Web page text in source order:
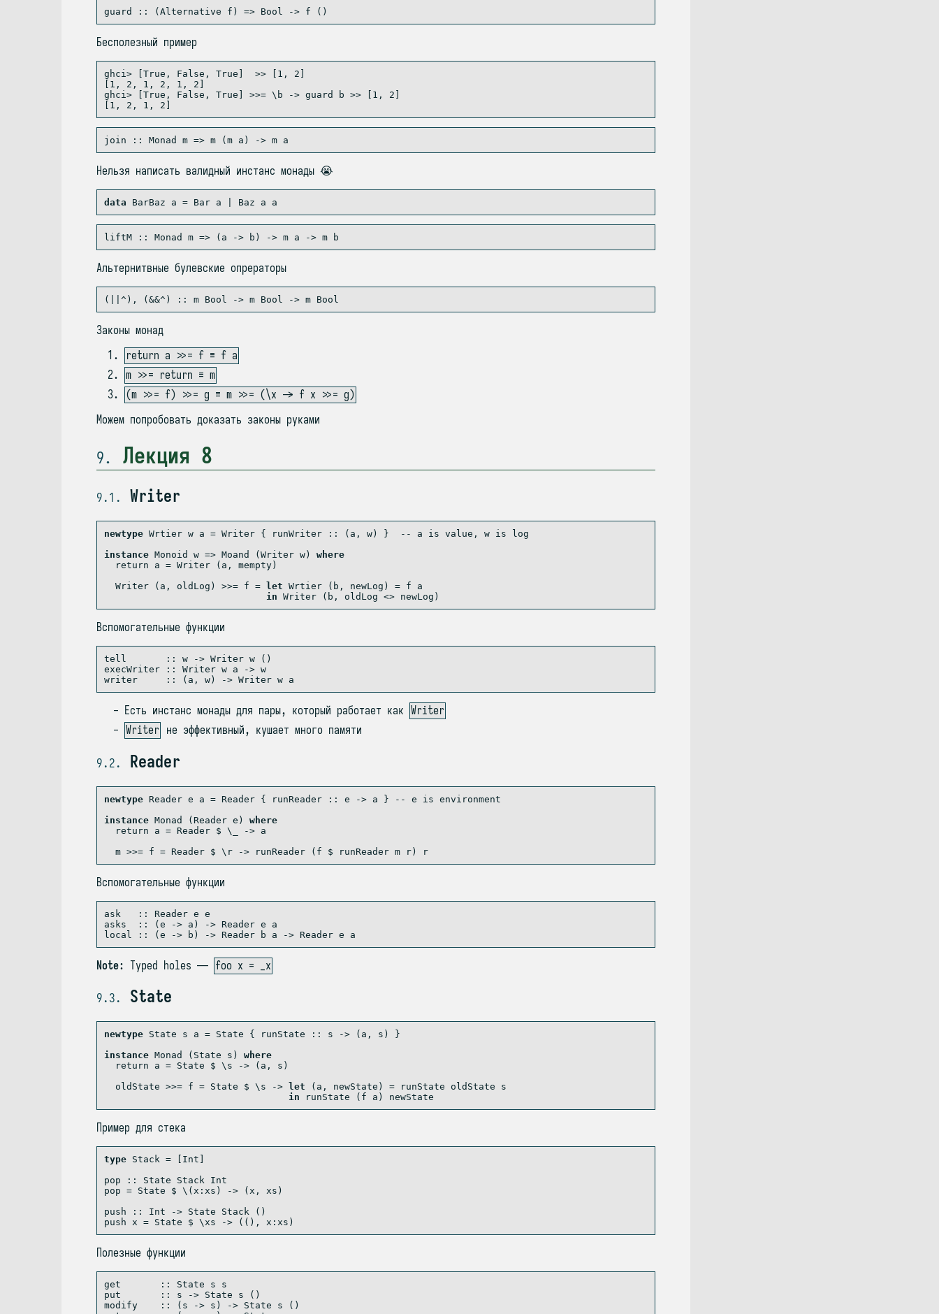
Бесполезный пример
ghci > [ True , False , True >> [ 1 , 2
1 , 2 , 1 , 2 , 1 , 2
ghci > [ True , False , True >>= \b -> guard b >> [ 1 , 2
1 , 2 , 1 , 2
Нельзя написать валидный инстанс монады 😭
data BarBaz a = Bar a Baz a a
liftM :: Monad m => (a -> b) -> m a -> m b
Альтернитвные булевские опрераторы
( ||^ ), (&&^) :: m Bool -> m Bool -> m Bool
Законы монад
return a >>= f ≡ f a
m >>= return ≡ m
(m >>= f) >>= g ≡ m >>= (\x -> f x >>= g)
Можем попробовать доказать законы руками
9 Лекция 8
9.1 Writer
newtype Wrtier w a = Writer { runWriter :: (a, w) }
-- a is value, w is log
instance Monoid w => Moand (Writer w) where
return a = Writer (a, mempty)
Writer (a, oldLog) >>= f = let Wrtier (b, newLog) = f a
in Writer (b, oldLog <> newLog)
Вспомогательные функции
tell       :: w -> Writer w ()
execWriter ::
Writer w a -> w
writer     ::
(a, w) -> Writer w a
Есть инстанс монады для пары, который работает как Writer
Writer не эффективный, кушает много памяти
9.2 Reader
newtype Reader e a = Reader { runReader :: e -> a }
-- e is environment
instance Monad ( Reader e) where
return a = Reader $ \_ -> a
  m
>>= f = Reader $ \r -> runReader (f $ runReader m r) r
Вспомогательные функции
ask   :: Reader e e
asks  ::
(e -> a) -> Reader e a
local ::
(e -> b) -> Reader b a -> Reader e a
Note: Typed holes — foo x = _x
9.3 State
newtype State s a = State { runState :: s -> (a, s) }
instance Monad ( State s) where
return a = State $ \s -> (a, s)
  oldState
>>= f = State $ \s -> let (a, newState) = runState oldState s
in runState (f a) newState
Пример для стека
type Stack = [ Int
pop ::
State Stack
Int
pop = State $ \(x : xs) -> (x, xs)
push ::
Int -> State Stack ()
push x = State $ \xs -> ((), x : xs)
Полезные функции
get       :: State s s
put       ::
s -> State s ()
modify    ::
(s -> s) -> State s ()